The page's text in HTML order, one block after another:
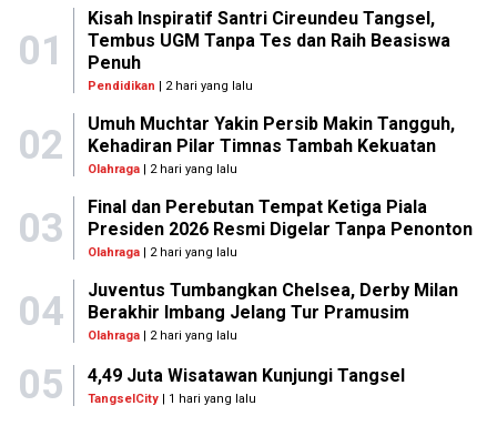
01
Kisah Inspiratif Santri Cireundeu Tangsel,
Tembus UGM Tanpa Tes dan Raih Beasiswa
Penuh
Pendidikan | 2 hari yang lalu
02
Umuh Muchtar Yakin Persib Makin Tangguh,
Kehadiran Pilar Timnas Tambah Kekuatan
Olahraga| 2 hari yang lalu
03
Final dan Perebutan Tempat Ketiga Piala
Presiden 2026 Resmi Digelar Tanpa Penonton
Olahraga| 2 hari yang lalu
04
Juventus Tumbangkan Chelsea, Derby Milan
Berakhir Imbang Jelang Tur Pramusim
Olahraga| 2 hari yang lalu
05 4,49 Juta Wisatawan Kunjungi Tangsel
TangselCity | 1 hari yang lalu